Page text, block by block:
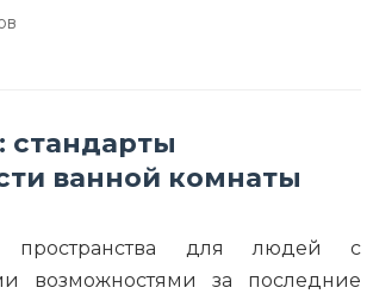
стандарты
ванной комнаты
пространства для людей с
возможностями за последние